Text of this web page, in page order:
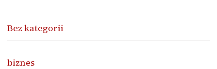
Bez kategorii
biznes